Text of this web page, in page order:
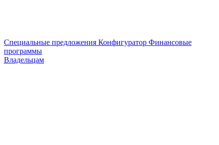
Специальные предложения Конфигуратор Финансовые
программы
Владельцам